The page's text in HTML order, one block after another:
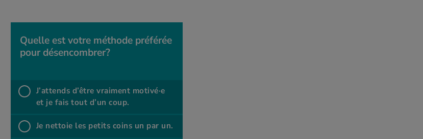
Quelle est votre méthode pré­fé­rée
pour désen­com­brer?
J’at­tends d’être vrai­ment motivé·e
et je fais tout d’un coup.
Je net­toie les petits coins un par un.
Quelle est votre méthode pré­fé­rée pour
J’attends d’être vraiment motivé·e et je fais tout d’un coup.
Je nettoie les petits coins un par un.
%